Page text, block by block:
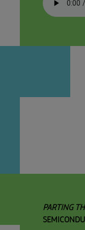
PARTING